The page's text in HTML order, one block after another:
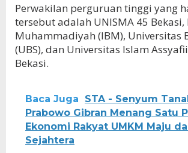
Perwakilan perguruan tinggi yang
tersebut adalah UNISMA 45
Muhammadiyah (IBM), Universitas
(UBS), dan Universitas Islam
Bekasi.
Baca Juga
STA - Senyum
Prabowo Gibran Menang Satu
Ekonomi Rakyat UMKM Maju
Sejahtera